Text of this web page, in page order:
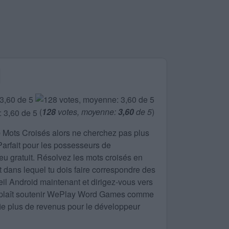
(128 votes, moyenne:3,60de 5)
Mots Croisés alors ne cherchez pas plus
pour les possesseurs de
gratuit. Résolvez les mots croisés en
lequel tu dois faire correspondre des
Android maintenant et dirigez-vous vers
soutenir WePlay Word Games comme
plus de revenus pour le développeur